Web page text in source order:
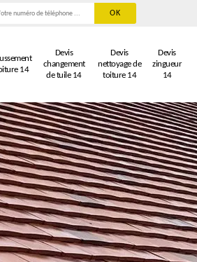
14
Devis
changement
de tuile 14
Devis
nettoyage de
toiture 14
Devis
zingueur
14